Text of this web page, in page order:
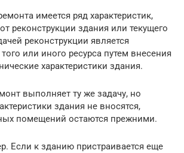
имеется ряд характеристик,
реконструкции здания или текущего
реконструкции является
или иного ресурса путем внесения
характеристики здания.
выполняет ту же задачу, но
здания не вносятся,
помещений остаются прежними.
Если к зданию пристраивается еще